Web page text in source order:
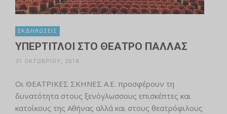
ΕΚΔΗΛΏΣΕΙΣ
ΥΠΕΡΤΙΤΛΟΙ ΣΤΟ ΘΕΑΤΡΟ ΠΑΛΛΑΣ
31 ΟΚΤΩΒΡΊΟΥ, 2018
Οι ΘΕΑΤΡΙΚΕΣ ΣΚΗΝΕΣ Α.Ε. προσφέρουν τη
δυνατότητα στους ξενόγλωσσους επισκέπτες και
κατοίκους της Αθήνας αλλά και στους θεατρόφιλους